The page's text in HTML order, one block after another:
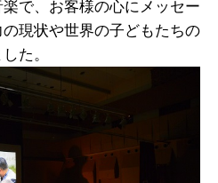
で、お客様の心にメッセー
現状や世界の子どもたちの
た。